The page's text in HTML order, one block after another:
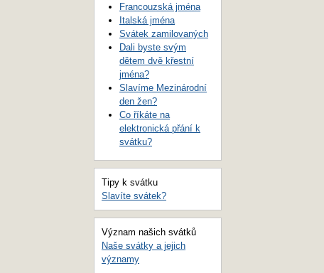
Francouzská jména
Italská jména
Svátek zamilovaných
Dali byste svým
dětem dvě křestní
jména?
Slavíme Mezinárodní
den žen?
Co říkáte na
elektronická přání k
svátku?
Tipy k svátku
Slavíte svátek?
Význam našich svátků
Naše svátky a jejich
významy